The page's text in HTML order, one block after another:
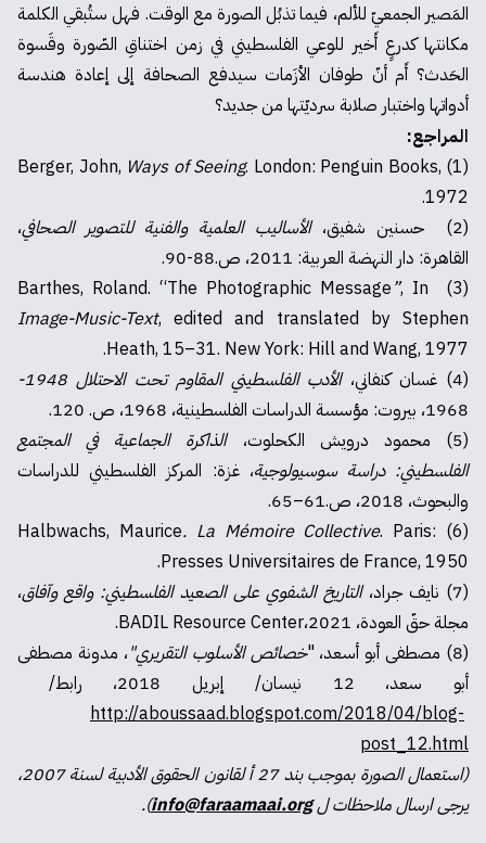
المَصير الجمعيّ للألم، فيما تذبُل الصورة مع الوقت. فهل ستُبقي الكلمة
مكانتها كدرعٍ أَخير للوعي الفلسطيني في زمن اختناقِ الصّورة وقَسوة
الحَدث؟ أَم أنّ طوفان الأزَمات سيدفع الصحافة إلى إعادة هندسة
أدواتها واختبار صلابة سرديّتها من جديد؟
المراجع:
(1) Berger, John,
Ways of Seeing. London: Penguin Books,
1972.
(2) حسنين شفيق،
الأساليب العلمية والفنية للتصوير الصحافي،
القاهرة: دار النهضة العربية: 2011، ص.88-90.
(3) Barthes, Roland. “The Photographic Message
”, In
Image-Music-Text, edited and translated by Stephen
Heath, 15–31. New York: Hill and Wang, 1977.
(4) غسان كنفاني،
الأدب الفلسطيني المقاوم تحت الاحتلال 1948-
1968، بيروت: مؤسسة الدراسات الفلسطينية، 1968، ص. 120.
(5) محمود درويش الكحلوت،
الذاكرة الجماعية في المجتمع
الفلسطيني: دراسة سوسيولوجية، غزة: المركز الفلسطيني للدراسات
والبحوث، 2018، ص.61–65.
(6) Halbwachs, Maurice
. La Mémoire Collective. Paris:
Presses Universitaires de France, 1950.
(7) نايف جراد،
التاريخ الشفوي على الصعيد الفلسطيني: واقع وآفاق،
مجلة حقّ العودة، BADIL Resource Center،2021.
(8) مصطفى أبو أسعد، "
خصائص الأسلوب التقريري"، مدونة مصطفى
أبو سعد، 12 نيسان/ إبريل 2018، رابط/
http://aboussaad.blogspot.com/2018/04/blog-
post_12.html
(استعمال الصورة بموجب بند 27 أ لقانون الحقوق الأدبية لسنة 2007،
يرجى ارسال ملاحظات لinfo@faraamaai.org
).